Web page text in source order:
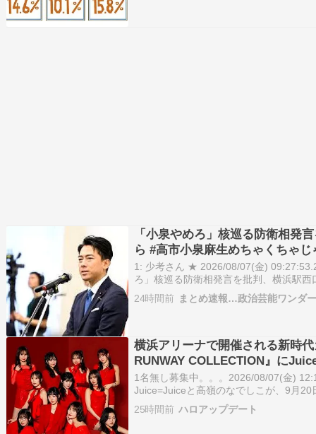
「小泉やめろ」核巡る防衛相発
ら #高市小泉麻生めちゃくちゃ
1: 少考さん ★ 2026/08/07(金)
ろ」核巡る防衛相発言を批判、横浜駅
の正体 高市政権考 | 神奈川新聞 神奈川
核巡る防衛相発言を…
24時間前 まとめ速報…政治芸能ワンダ
横浜アリーナで開催される新時
RUNWAY COLLECTION』に
定！！！！！！！
1名無し募集中。。。2026/08/07(金)
Juice=Juiceと高嶺のなでしこが、9月
される 「第4回 IDOL RUNWAY
Supp…
25時間前 ハロアップデート